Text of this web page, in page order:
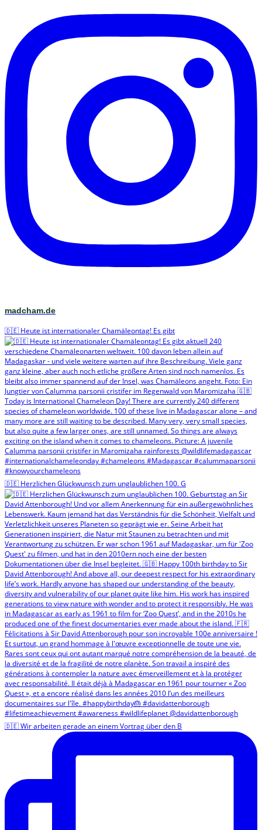
madcham.de
🇩🇪 Heute ist internationaler Chamäleontag! Es gibt
🇩🇪 Herzlichen Glückwunsch zum unglaublichen 100. G
🇩🇪 Wir arbeiten gerade an einem Vortrag über den B